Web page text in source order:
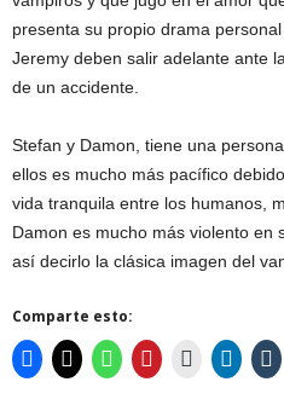
presenta su propio drama
Jeremy deben salir adelante ante
de un accidente.
Stefan y Damon, tiene una
ellos es mucho más pacífico
vida tranquila entre los humanos,
Damon es mucho más violento en
así decirlo la clásica imagen del
Comparte esto: